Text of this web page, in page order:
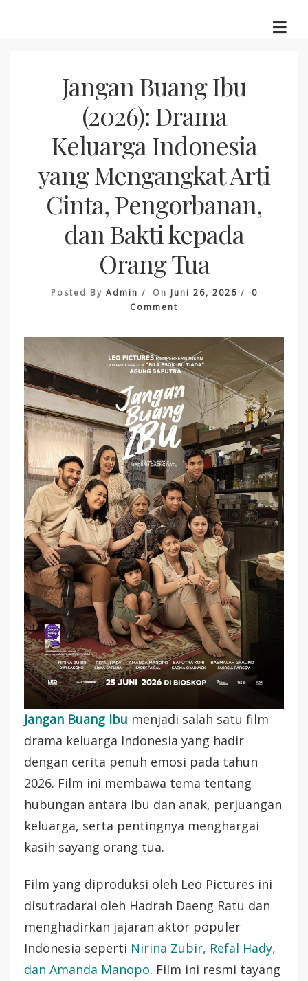
Jangan Buang Ibu
(2026): Drama
Keluarga Indonesia
yang Mengangkat Arti
Cinta, Pengorbanan,
dan Bakti kepada
Orang Tua
Posted By Admin On Juni 26, 2026
0
Comment
Buang
(2026):
Drama
Keluarga
Indonesia
Yang
Mengangkat
Arti
Cinta,
Pengorbanan,
Dan
Bakti
Kepada
Orang
Tua
Jangan Buang Ibu menjadi salah satu film
drama keluarga Indonesia yang hadir
dengan cerita penuh emosi pada tahun
2026. Film ini membawa tema tentang
hubungan antara ibu dan anak, perjuangan
keluarga, serta pentingnya menghargai
kasih sayang orang tua.
Film yang diproduksi oleh Leo Pictures ini
disutradarai oleh Hadrah Daeng Ratu dan
menghadirkan jajaran aktor populer
Indonesia seperti Nirina Zubir, Refal Hady,
dan Amanda Manopo. Film ini resmi tayang